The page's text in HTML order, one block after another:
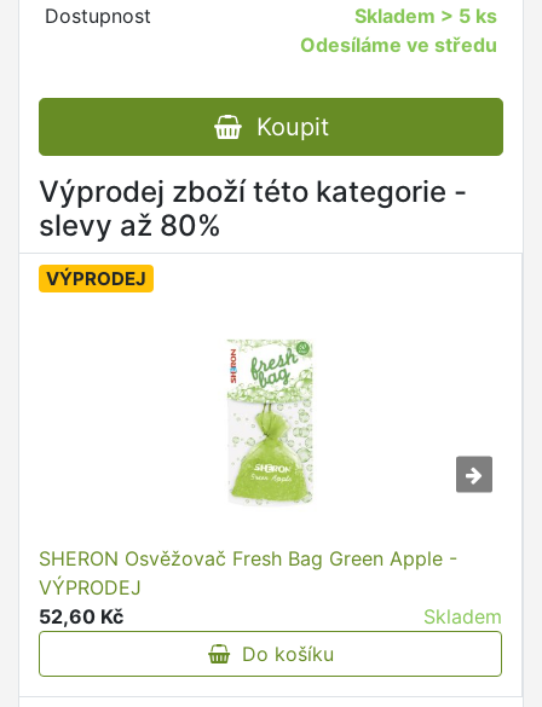
Dostupnost Skladem > 5 ks
Odesíláme ve středu
Koupit
Výprodej zboží této kategorie -
slevy až 80%
VÝPRODEJ
SHERON Osvěžovač Fresh Bag Green Apple -
VÝPRODEJ
52,60 Kč
Skladem
Do košíku